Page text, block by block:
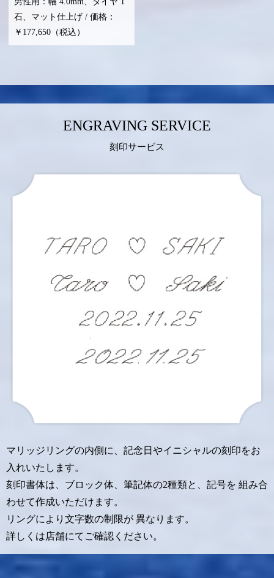
石、マット仕上げ / 価格：
￥177,650（税込）
ENGRAVING SERVICE
刻印サービス
マリッジリングの内側に、記念日やイニシャルの刻印をお
入れいたします。
刻印書体は、ブロック体、筆記体の2種類と、記号を 組み合
わせて作成いただけます。
リングにより文字数の制限が 異なります。
詳しくは店舗にてご確認ください。